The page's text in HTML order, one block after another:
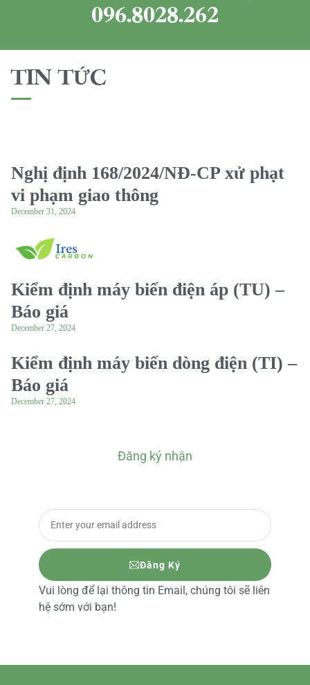
096.8028.262
TIN TỨC
Nghị định 168/2024/NĐ-CP xử phạt
vi phạm giao thông
December 31, 2024
Kiểm định máy biến điện áp (TU) –
Báo giá
December 27, 2024
Kiểm định máy biến dòng điện (TI) –
Báo giá
December 27, 2024
Đăng ký nhận
Đăng Ký
Vui lòng để lại thông tin Email, chúng tôi sẽ liên
hệ sớm với bạn!